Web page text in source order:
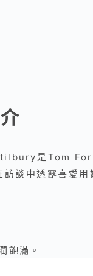
是Tom Ford
談中透露喜愛
飽滿。